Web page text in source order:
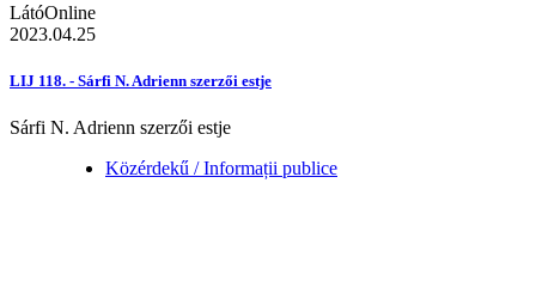
LátóOnline
2023.04.25
LIJ 118. - Sárfi N. Adrienn szerzői estje
Sárfi N. Adrienn szerzői estje
Közérdekű / Informații publice